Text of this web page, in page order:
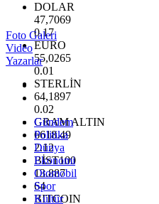
DOLAR
47,7069
0.17
EURO
55,0265
0.01
STERLİN
64,1897
0.02
GRAM ALTIN
6618.49
2.12
BİST100
13.887
64
BITCOIN
Foto Galeri
Video
Yazarlar
Gündem
Politika
Dünya
Ekonomi
Otomobil
Spor
Kültür